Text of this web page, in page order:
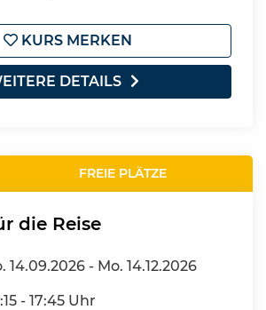
KURS MERKEN
DETAILS
FREIE PLÄTZE
die Reise
14.09.2026 - Mo. 14.12.2026
- 17:45 Uhr